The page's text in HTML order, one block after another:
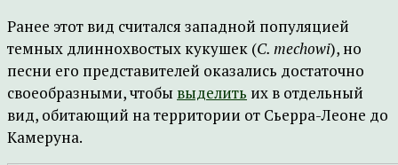
Ранее этот вид считался западной популяцией
темных длиннохвостых кукушек (C. mechowi), но
песни его представителей оказались достаточно
своеобразными, чтобы выделить их в отдельный
вид, обитающий на территории от Сьерра-Леоне до
Камеруна.